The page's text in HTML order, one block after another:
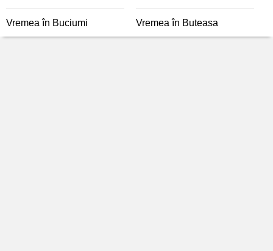
Vremea în Buciumi Vremea în Buteasa